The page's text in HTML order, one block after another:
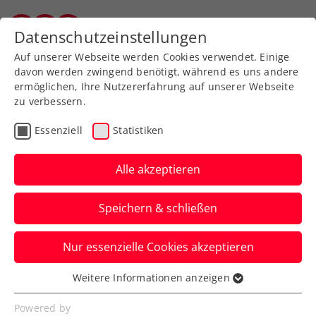
Zurück zur Newsübersicht
WTA
Die 3. FE&MALE Sports
Conference setzt auf
Frauen- & Männerpower
Kollaborationen, Perspektiven und
Visionen stehen bei „Advantage Ladies“
Datenschutzeinstellungen
Auf unserer Webseite werden Cookies verwendet. Einige
davon werden zwingend benötigt, während es uns andere
ermöglichen, Ihre Nutzererfahrung auf unserer Webseite
zu verbessern.
Essenziell Statistiken
Alle akzeptieren
Speichern & schließen
Nur essenzielle Cookies akzeptieren
Essenziell
Essenzielle Cookies werden für grundlegende
Weitere Informationen anzeigen
Powered by